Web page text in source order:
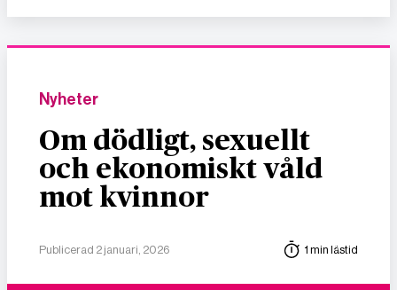
Nyheter
Om dödligt, sexuellt
och ekonomiskt våld
mot kvinnor
Publicerad 2 januari, 2026 1 min lästid